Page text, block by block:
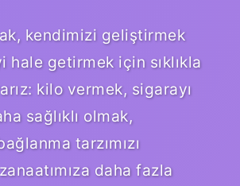
kendimizi geliştirmek
hale getirmek için sıklıkla
kilo vermek, sigarayı
sağlıklı olmak,
tarzımızı
daha fazla